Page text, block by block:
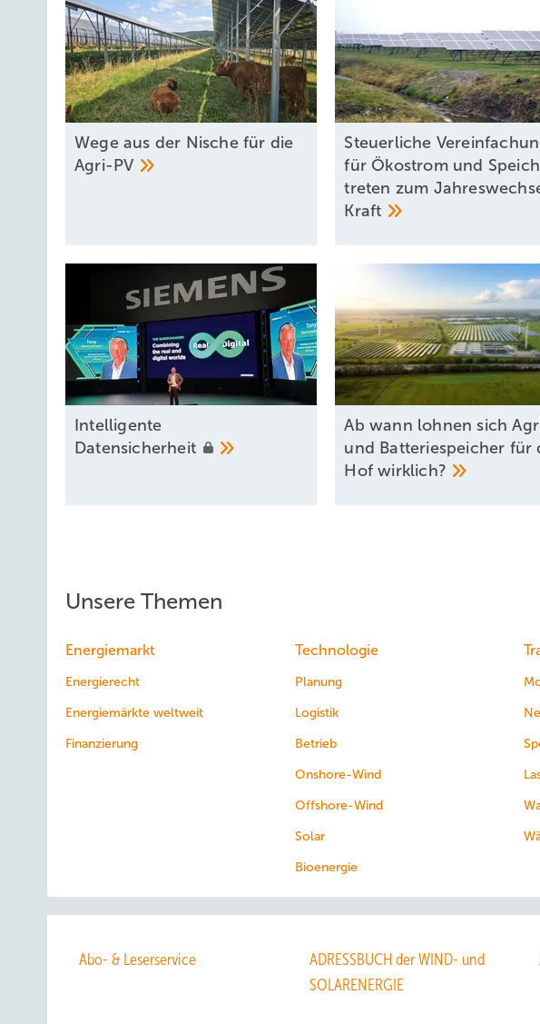
Wege aus der Nische für die
Agri-PV
Steuerliche
für Ökostrom und
treten zum
Kraft
Intel ligente
Datensicherheit
Ab wann lohnen sich
und Batteriespeicher für
Hofwirklich?
Unsere Themen
Energiemarkt
Energierecht
Energiemärkte weltweit
Finanzierung
Technologie
Planung
Logistik
Betrieb
Onshore-Wind
Offshore-Wind
Solar
Bioenergie
Abo- & Leserservice
ADRESSBUCH der WIND- und
SOLARENERGIE